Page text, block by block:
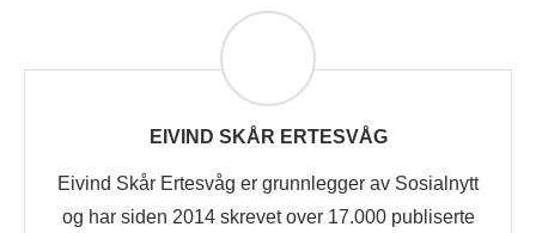
EIVIND SKÅR ERTESVÅG
Eivind Skår Ertesvåg er grunnlegger av Sosialnytt
og har siden 2014 skrevet over 17.000 publiserte